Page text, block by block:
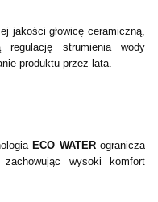
jakości głowicę ceramiczną,
regulację strumienia wody
produktu przez lata.
ECO WATER ogranicza
wysoki komfort